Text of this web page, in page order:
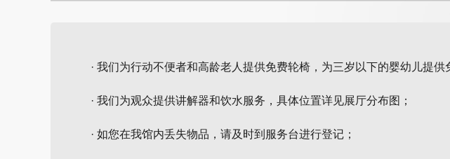
· 我们为行动不便者和高龄老人提供免费轮椅，为三岁以下的婴幼儿提供
· 我们为观众提供讲解器和饮水服务，具体位置详见展厅分布图；
· 如您在我馆内丢失物品，请及时到服务台进行登记；